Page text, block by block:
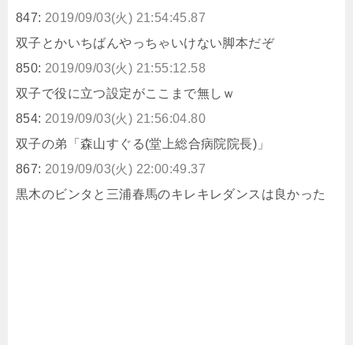
847: 2019/09/03(火) 21:54:45.87
双子とかいちばんやっちゃいけない脚本だぞ
850: 2019/09/03(火) 21:55:12.58
双子で役に立つ設定がここまで無しｗ
854: 2019/09/03(火) 21:56:04.80
双子の弟「森山すぐる(堂上総合病院院長)」
867: 2019/09/03(火) 22:00:49.37
黒木のビンタと三浦春馬のキレキレダンスは良かった